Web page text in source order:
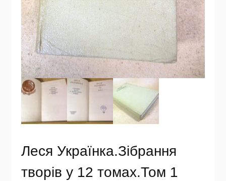
Леся Українка.Зібрання
творів у 12 томах.Том 1